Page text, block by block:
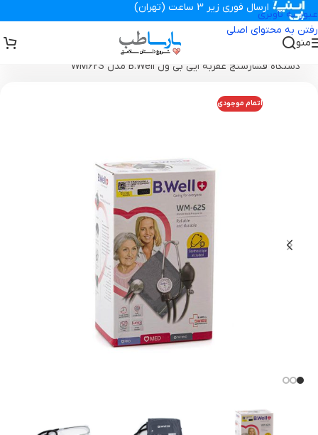
عبور به ناوبری
رفتن به محتوای اصلی
ارسال فوری زیر 3 ساعت (تهران)
منو
تجهیزات پزشکی پارساطب تجهیزات پزشکی خانگی
>
دستگاه فشارسنج عقربه ایی بی ول B.Well مدل WM62S
اتمام موجودی